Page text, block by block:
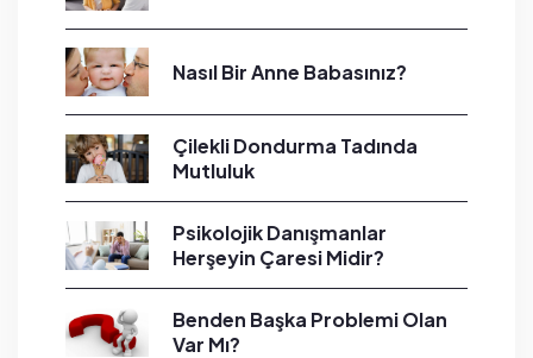
Nasıl Bir Anne Babasınız?
Çilekli Dondurma Tadında
Mutluluk
Psikolojik Danışmanlar
Herşeyin Çaresi Midir?
Benden Başka Problemi Olan
Var Mı?